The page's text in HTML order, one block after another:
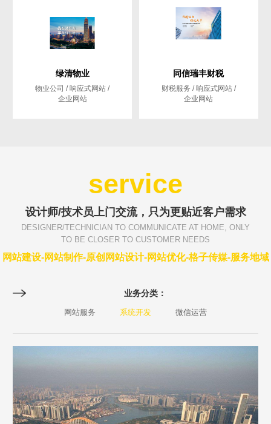
绿清物业
物业公司 / 响应式网站 /
企业网站
同信瑞丰财税
财税服务 / 响应式网站 /
企业网站
service
设计师/技术员上门交流，只为更贴近客户需求
DESIGNER/TECHNICIAN TO COMMUNICATE AT HOME, ONLY
TO BE CLOSER TO CUSTOMER NEEDS
网站建设-网站制作-原创网站设计-网站优化-格子传媒-服务地域
业务分类：
网站服务 系统开发 微信运营